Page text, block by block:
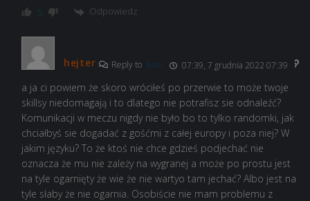
5 Odpowiedz
hejter Reply to Roni 07:39, 7 grudnia 2022 07:39
a ja ci powiem że skoro wróciłeś po przerwie to może twoje
skillsy niedomagają i to dlatego nie potrafisz sie odnaleźć?
Komunikacji w meczu nigdy nie było bo to tylko randomki, jak
chciałbyś sie dogadać z gośćmi z całej europy i poza niej? W
jakim języku? To że ktoś nie chce gdzieś podjechać nie
oznacza że mu nie zależy na wygranej a może po prostu jest
na tyle ogarnięty że wie że nie wartyo tam jechać? Albo jest na
tyle słaby że nie ogarnia. Osobiście nie mam problemu z